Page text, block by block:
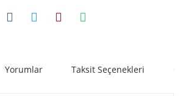
Yorumlar Taksit Seçenekleri